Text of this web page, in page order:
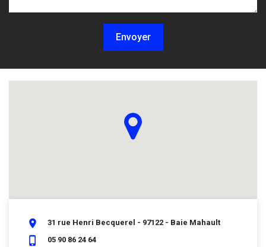
Envoyer
place 31 rue Henri Becquerel - 97122 - Baie Mahault
phone_iphone 05 90 86 24 64